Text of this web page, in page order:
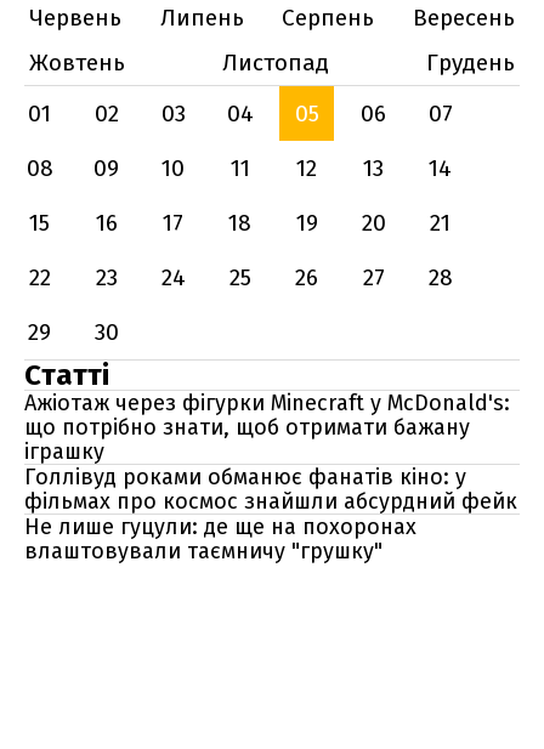
Червень
Липень Серпень
Вересень
Жовтень
Листопад
Грудень
01
02 03 04 05 06
07
08
09 10 11 12 13
14
15
16 17 18 19 20
21
22
23 24 25 26 27
28
29
30
Статті
Ажіотаж через фігурки Minecraft у McDonald's:
що потрібно знати, щоб отримати бажану
іграшку
Голлівуд роками обманює фанатів кіно: у
фільмах про космос знайшли абсурдний фейк
Не лише гуцули: де ще на похоронах
влаштовували таємничу "грушку"